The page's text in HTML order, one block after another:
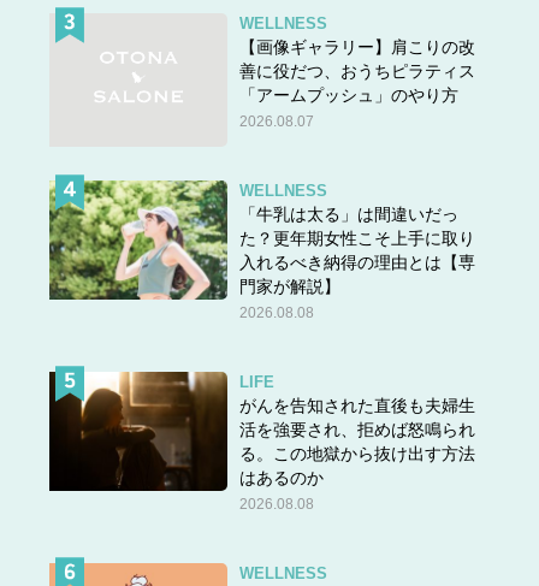
WELLNESS
【画像ギャラリー】肩こりの改
善に役だつ、おうちピラティス
「アームプッシュ」のやり方
2026.08.07
WELLNESS
「牛乳は太る」は間違いだっ
た？更年期女性こそ上手に取り
入れるべき納得の理由とは【専
門家が解説】
2026.08.08
LIFE
がんを告知された直後も夫婦生
活を強要され、拒めば怒鳴られ
る。この地獄から抜け出す方法
はあるのか
2026.08.08
WELLNESS